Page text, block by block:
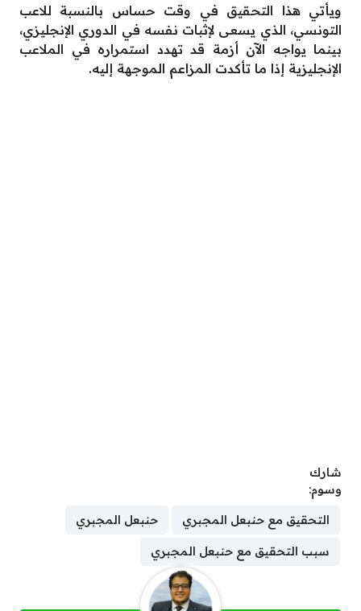
ويأتي هذا التحقيق في وقت حساس بالنسبة للاعب
التونسي، الذي يسعى لإثبات نفسه في الدوري الإنجليزي،
بينما يواجه الآن أزمة قد تهدد استمراره في الملاعب
الإنجليزية إذا ما تأكدت المزاعم الموجهة إليه.
شارك
وسوم:
التحقيق مع حنبعل المجبري حنبعل المجبري
سبب التحقيق مع حنبعل المجبري